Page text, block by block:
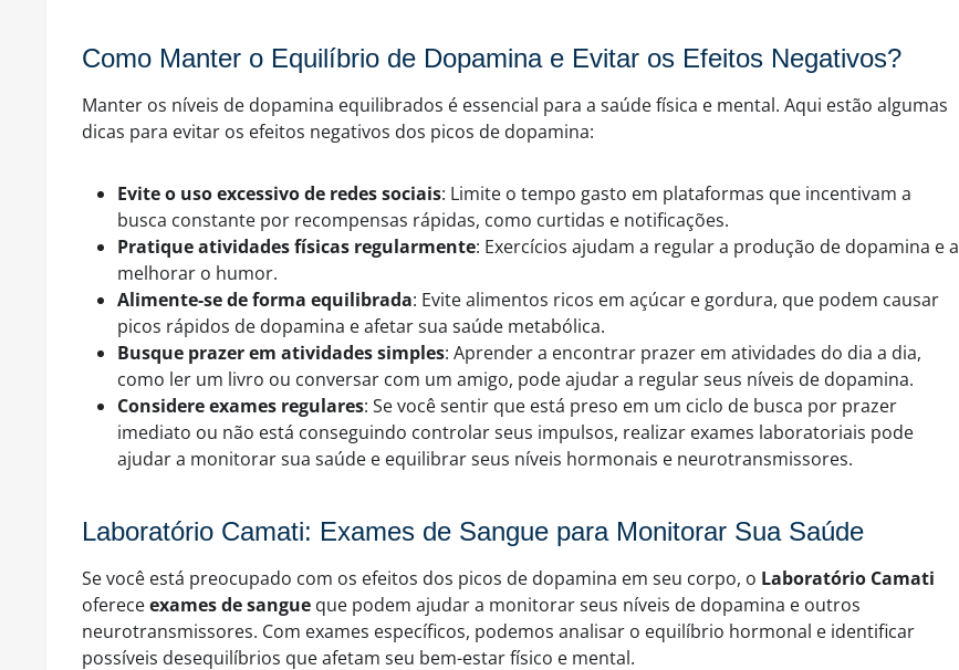
Como Manter o Equilíbrio de Dopamina e Evitar os Efeitos Negativos?
Manter os níveis de dopamina equilibrados é essencial para a saúde física e mental. Aqui estão algumas
dicas para evitar os efeitos negativos dos picos de dopamina:
Evite o uso excessivo de redes sociais: Limite o tempo gasto em plataformas que incentivam a
busca constante por recompensas rápidas, como curtidas e notificações.
Pratique atividades físicas regularmente: Exercícios ajudam a regular a produção de dopamina e a
melhorar o humor.
Alimente-se de forma equilibrada: Evite alimentos ricos em açúcar e gordura, que podem causar
picos rápidos de dopamina e afetar sua saúde metabólica.
Busque prazer em atividades simples: Aprender a encontrar prazer em atividades do dia a dia,
como ler um livro ou conversar com um amigo, pode ajudar a regular seus níveis de dopamina.
Considere exames regulares: Se você sentir que está preso em um ciclo de busca por prazer
imediato ou não está conseguindo controlar seus impulsos, realizar exames laboratoriais pode
ajudar a monitorar sua saúde e equilibrar seus níveis hormonais e neurotransmissores.
Laboratório Camati: Exames de Sangue para Monitorar Sua Saúde
Se você está preocupado com os efeitos dos picos de dopamina em seu corpo, o Laboratório Camati
ofereceexames de sangue que podem ajudar a monitorar seus níveis de dopamina e outros
neurotransmissores. Com exames específicos, podemos analisar o equilíbrio hormonal e identificar
possíveis desequilíbrios que afetam seu bem-estar físico e mental.